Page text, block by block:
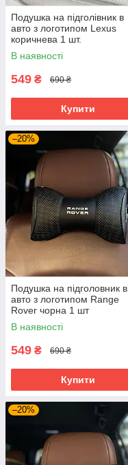
Подушка на підголівник в
авто з логотипом Lexus
коричнева 1 шт.
В наявності
549 ₴ 690 ₴
Купити
–20%
Подушка на підголовник в
авто з логотипом Range
Rover чорна 1 шт
В наявності
549 ₴ 690 ₴
Купити
–20%